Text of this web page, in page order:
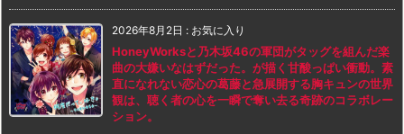
2026年8月2日 : お気に入り
HoneyWorksと乃木坂46の軍団がタッグを組んだ楽
曲の大嫌いなはずだった。が描く甘酸っぱい衝動。素
直になれない恋心の葛藤と急展開する胸キュンの世界
観は、聴く者の心を一瞬で奪い去る奇跡のコラボレー
ション。